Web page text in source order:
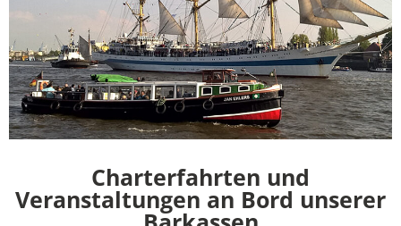
Charterfahrten und
Veranstaltungen an Bord unserer